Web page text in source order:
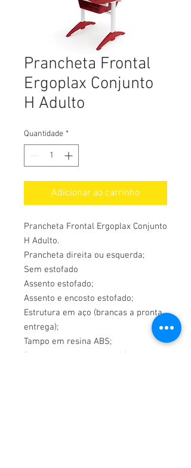
Prancheta Frontal
Ergoplax Conjunto
H Adulto
Quantidade *
Adicionar ao carrinho
Prancheta Frontal Ergoplax Conjunto
H Adulto.
Prancheta direita ou esquerda;
Sem estofado
Assento estofado;
Assento e encosto estofado;
Estrutura em aço (brancas a pronta
entrega);
Tampo em resina ABS;
Peças em resina termoplástica;